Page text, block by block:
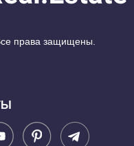
права защищены.